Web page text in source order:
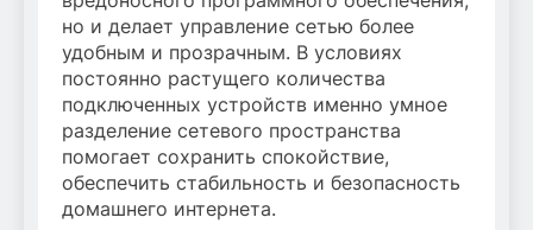
но и делает управление сетью более
удобным и прозрачным. В условиях
постоянно растущего количества
подключенных устройств именно умное
разделение сетевого пространства
помогает сохранить спокойствие,
обеспечить стабильность и безопасность
домашнего интернета.